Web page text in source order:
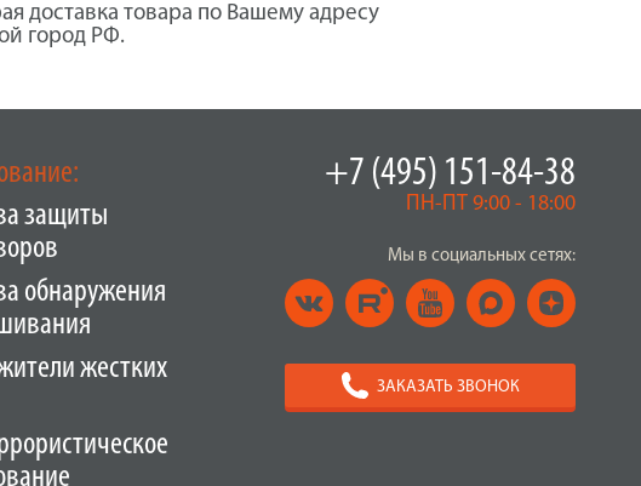
доставка товара по Вашему адресу
город РФ.
+7 (495) 151-84-38
ПН-ПТ 9:00 - 18:00
Мы в социальных сетях:
ЗАКАЗАТЬ ЗВОНОК
защиты
обнаружения
жестких